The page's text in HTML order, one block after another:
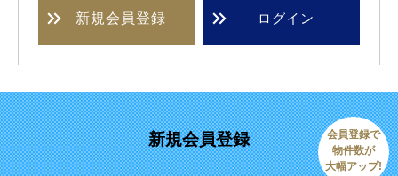
新規会員登録 ログイン
新規会員登録
会員登録で
物件数が
大幅アップ!